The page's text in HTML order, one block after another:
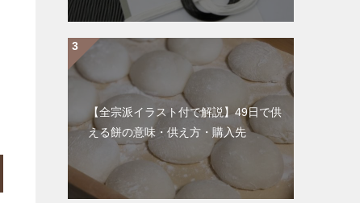
【全宗派イラスト付で解説】49日で供
える餅の意味・供え方・購入先